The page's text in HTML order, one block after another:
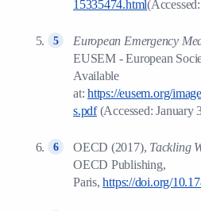
15335474.html
European Emergency
EUSEM - European
Available
at:https://eusem.org/
s.pdf(Accessed: January
OECD (2017), Tackling
OECD Publishing,
Paris,https://doi.org/